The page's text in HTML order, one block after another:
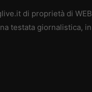
di proprietà di
testata giornalistica,